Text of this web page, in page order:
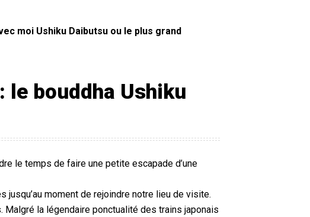
moi Ushiku Daibutsu ou le plus grand
le bouddha Ushiku
le temps de faire une petite escapade d’une
moment de rejoindre notre lieu de visite.
Malgré la légendaire ponctualité des trains japonais